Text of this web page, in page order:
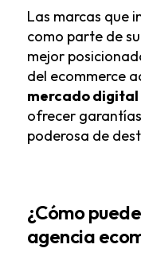
Las marcas que
como parte de
mejor
del ecommerce
mercado digital
ofrecer
poderosa de
¿Cómo
agencia